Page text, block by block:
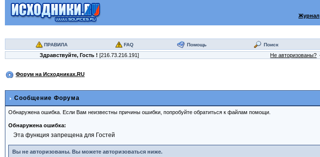
Журнал
ПРАВИЛА FAQ Помощь Поиск
Здравствуйте, Гость ! [216.73.216.191] Не авторизованы?
Форум на Исходниках.RU
Сообщение Форума
Обнаружена ошибка. Если Вам неизвестны причины ошибки, попробуйте обратиться к файлам помощи.
Обнаружена ошибка:
Эта функция запрещена для Гостей
Вы не авторизованы. Вы можете авторизоваться ниже.